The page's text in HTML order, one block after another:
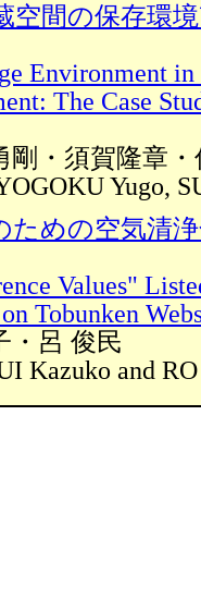
空間の保存環
Environment
The Case
剛・須賀隆章
Yugo,
ための空気清
Values"
Tobunken
・呂 俊民
Kazuko and